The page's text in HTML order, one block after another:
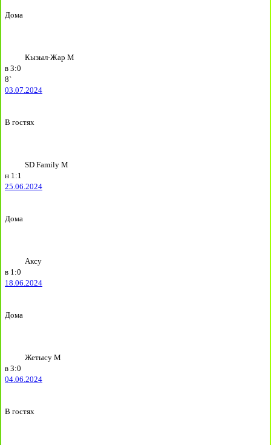
Дома
Кызыл-Жар М
в 3:0
8`
03.07.2024
В гостях
SD Family М
н 1:1
25.06.2024
Дома
Аксу
в 1:0
18.06.2024
Дома
Жетысу М
в 3:0
04.06.2024
В гостях